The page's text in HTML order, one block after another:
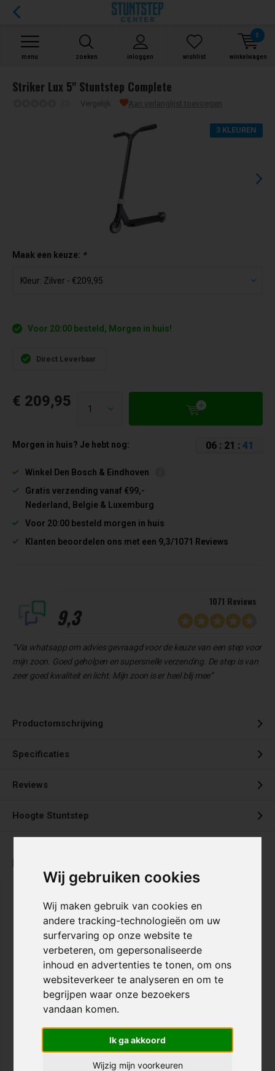
Wij gebruiken cookies
Wij maken gebruik van cookies en
andere tracking-technologieën om uw
surfervaring op onze website te
verbeteren, om gepersonaliseerde
inhoud en advertenties te tonen, om ons
websiteverkeer te analyseren en om te
begrijpen waar onze bezoekers
vandaan komen.
Ik ga akkoord
Wijzig mijn voorkeuren
zoeken inloggen
menu wishlist winkelwagen
0
Striker Lux 5" Stuntstep Complete
Vergelijk Aan verlanglijst toevoegen
3 KLEUREN
Maak een keuze: *
Voor 20:00 besteld, Morgen in huis!
Direct Leverbaar
€ 209,95
Morgen in huis? Je hebt nog: 06: 21 : 41
Winkel Den Bosch & Eindhoven
Gratis verzending vanaf €99,-
Nederland, Belgie & Luxemburg
Voor 20:00 besteld morgen in huis
Klanten beoordelen ons met een 9,3/1071 Reviews
9,3
1071 Reviews
“Via whatsapp om advies gevraagd voor de keuze van een step voor
mijn zoon. Goed geholpen en supersnelle verzending. De step is van
zeer goed kwaliteit en licht. Mijn zoon is er heel blij mee”
Productomschrijving
Specificaties
Reviews
Hoogte Stuntstep
Recent bekeken
Striker Lux 5" Stuntstep
Voor 20:00 besteld, morgen in